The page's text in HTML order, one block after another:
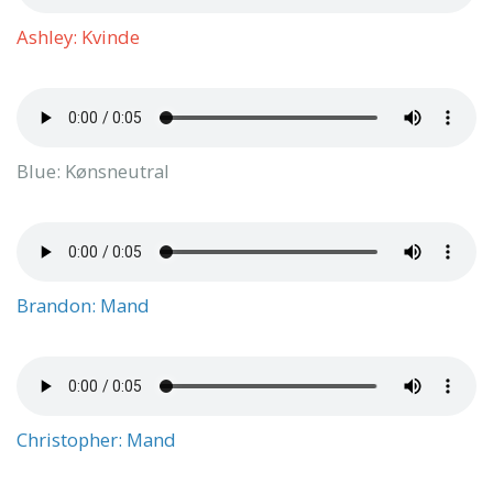
Ashley: Kvinde
Blue: Kønsneutral
Brandon: Mand
Christopher: Mand